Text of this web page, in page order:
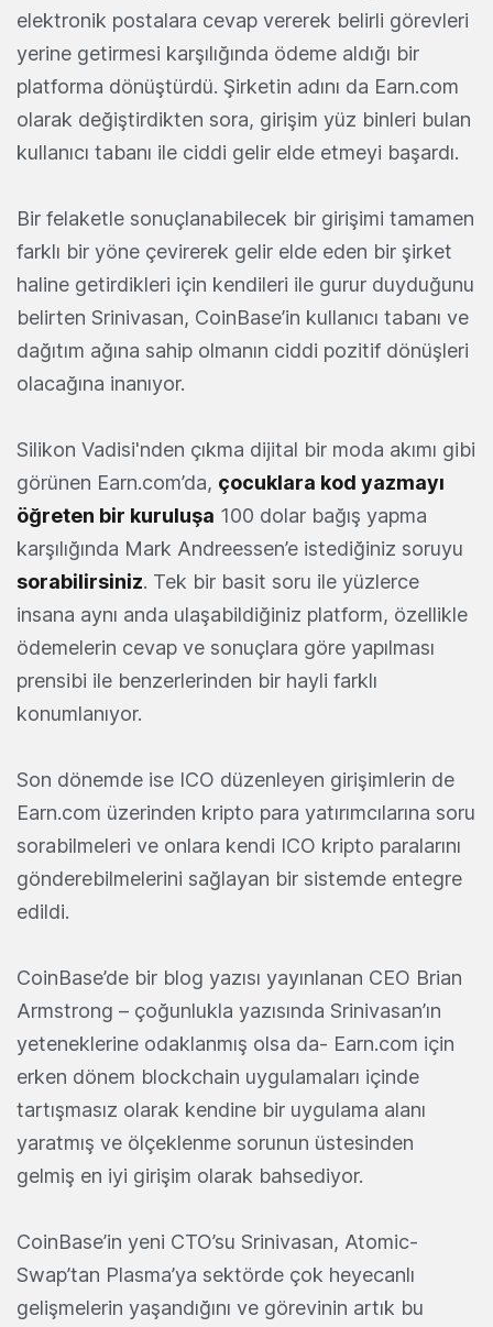
elektronik postalara cevap vererek belirli görevleri
yerine getirmesi karşılığında ödeme aldığı bir
platforma dönüştürdü. Şirketin adını da Earn.com
olarak değiştirdikten sora, girişim yüz binleri bulan
kullanıcı tabanı ile ciddi gelir elde etmeyi başardı.
Bir felaketle sonuçlanabilecek bir girişimi tamamen
farklı bir yöne çevirerek gelir elde eden bir şirket
haline getirdikleri için kendileri ile gurur duyduğunu
belirten Srinivasan, CoinBase’in kullanıcı tabanı ve
dağıtım ağına sahip olmanın ciddi pozitif dönüşleri
olacağına inanıyor.
Silikon Vadisi'nden çıkma dijital bir moda akımı gibi
görünen Earn.com’da, çocuklara kod yazmayı
öğreten bir kuruluşa 100 dolar bağış yapma
karşılığında Mark Andreessen’e istediğiniz soruyu
sorabilirsiniz. Tek bir basit soru ile yüzlerce
insana aynı anda ulaşabildiğiniz platform, özellikle
ödemelerin cevap ve sonuçlara göre yapılması
prensibi ile benzerlerinden bir hayli farklı
konumlanıyor.
Son dönemde ise ICO düzenleyen girişimlerin de
Earn.com üzerinden kripto para yatırımcılarına soru
sorabilmeleri ve onlara kendi ICO kripto paralarını
gönderebilmelerini sağlayan bir sistemde entegre
edildi.
CoinBase’de bir blog yazısı yayınlanan CEO Brian
Armstrong – çoğunlukla yazısında Srinivasan’ın
yeteneklerine odaklanmış olsa da- Earn.com için
erken dönem blockchain uygulamaları içinde
tartışmasız olarak kendine bir uygulama alanı
yaratmış ve ölçeklenme sorunun üstesinden
gelmiş en iyi girişim olarak bahsediyor.
CoinBase’in yeni CTO’su Srinivasan, Atomic-
Swap’tan Plasma’ya sektörde çok heyecanlı
gelişmelerin yaşandığını ve görevinin artık bu